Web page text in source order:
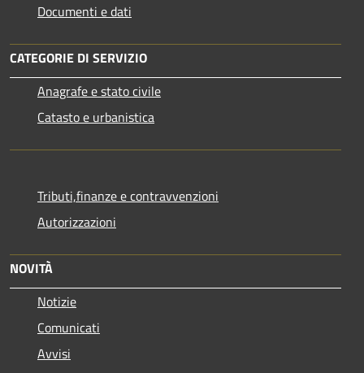
Documenti e dati
CATEGORIE DI SERVIZIO
Anagrafe e stato civile
Catasto e urbanistica
Tributi,finanze e contravvenzioni
Autorizzazioni
NOVITÀ
Notizie
Comunicati
Avvisi